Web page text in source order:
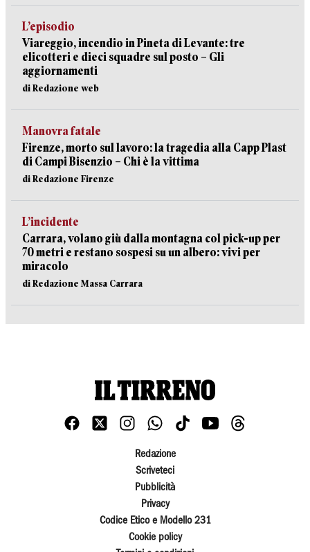
L’episodio
Viareggio, incendio in Pineta di Levante: tre
elicotteri e dieci squadre sul posto – Gli
aggiornamenti
di Redazione web
Manovra fatale
Firenze, morto sul lavoro: la tragedia alla Capp Plast
di Campi Bisenzio – Chi è la vittima
di Redazione Firenze
L’incidente
Carrara, volano giù dalla montagna col pick-up per
70 metri e restano sospesi su un albero: vivi per
miracolo
di Redazione Massa Carrara
Redazione
Scriveteci
Pubblicità
Privacy
Codice Etico e Modello 231
Cookie policy